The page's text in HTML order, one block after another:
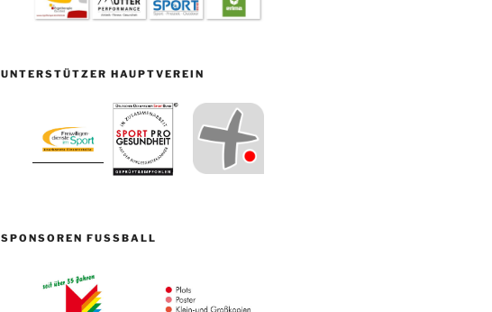
UNTERSTÜTZER HAUPTVEREIN
SPONSOREN FUSSBALL